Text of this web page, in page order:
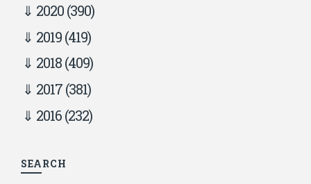
2020(390)
2019(419)
2018(409)
2017(381)
2016(232)
SEARCH